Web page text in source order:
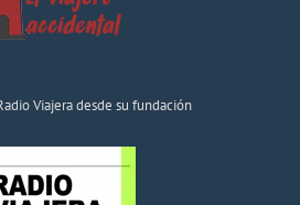
Viajera desde su fundación